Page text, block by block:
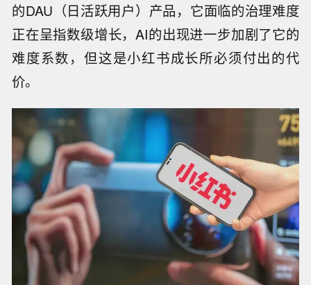
的DAU（日活跃用户）产品，它面临的治理难度
正在呈指数级增长，AI的出现进一步加剧了它的
难度系数，但这是小红书成长所必须付出的代
价。